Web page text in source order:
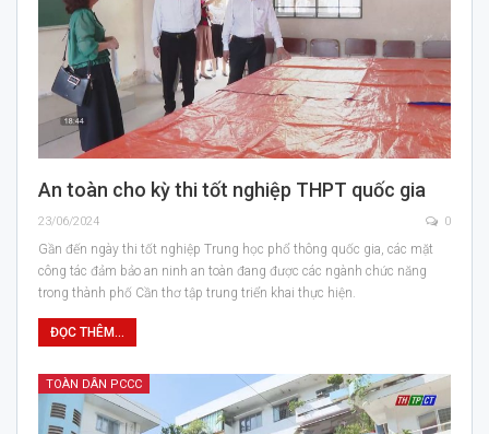
An toàn cho kỳ thi tốt nghiệp THPT quốc gia
23/06/2024 0
Gần đến ngày thi tốt nghiệp Trung học phổ thông quốc gia, các mặt
công tác đảm bảo an ninh an toàn đang được các ngành chức năng
trong thành phố Cần thơ tập trung triển khai thực hiện.
ĐỌC THÊM...
TOÀN DÂN PCCC